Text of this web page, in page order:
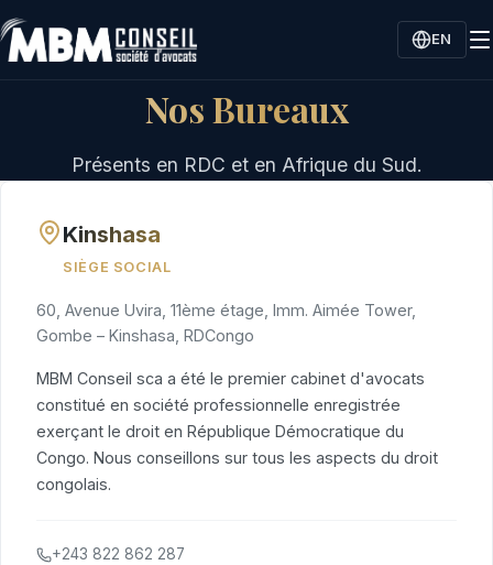
EN
Nos Bureaux
Présents en RDC et en Afrique du Sud.
Kinshasa
SIÈGE SOCIAL
60, Avenue Uvira, 11ème étage, Imm. Aimée Tower,
Gombe – Kinshasa, RDCongo
MBM Conseil sca a été le premier cabinet d'avocats
constitué en société professionnelle enregistrée
exerçant le droit en République Démocratique du
Congo. Nous conseillons sur tous les aspects du droit
congolais.
+243 822 862 287